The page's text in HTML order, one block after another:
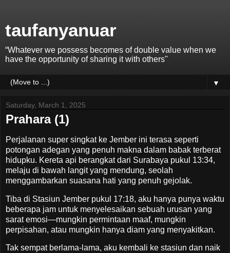
taufanyanuar
“Whatever we possess becomes of double value when we
have the opportunity of sharing it with others"
▼
Saturday, March 1, 2025
Prahara (1)
Perjalanan super singkat ke Jember ini terasa seperti
potongan adegan yang penuh makna dalam babak terberat
hidupku. Kereta api berangkat dari Surabaya pukul 13:34,
melaju di bawah langit yang mendung, seolah
menggambarkan suasana hati yang penuh gejolak.
Tiba di Stasiun Jember pukul 17:18, aku hanya punya waktu
beberapa jam untuk menyelesaikan sebuah urusan yang
sarat emosi—mungkin permintaan maaf, mungkin
perpisahan, atau mungkin hanya diam yang menyakitkan.
Tak sempat berlama-lama, aku kembali ke stasiun dan naik